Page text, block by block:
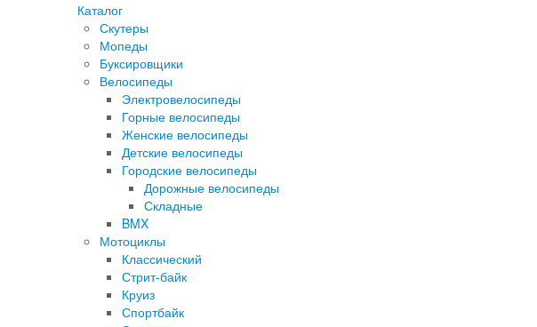
Каталог
Скутеры
Мопеды
Буксировщики
Велосипеды
Электровелосипеды
Горные велосипеды
Женские велосипеды
Детские велосипеды
Городские велосипеды
Дорожные велосипеды
Складные
BMX
Мотоциклы
Классический
Стрит-байк
Круиз
Спортбайк